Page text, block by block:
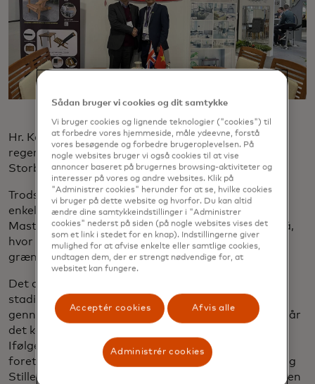
Hr. Kevin Pham, til højre, med en vietnamesisk
regeringsrepræsentant på en møbelmesse i
Storbritannien
Trods vigtigheden af disse betalinger for så mange
enkeltpersoner og virksomheder, fremhævede
Mastercards rapport om grænseløse betalingerogså,
hvor mange der oplever, at deres oplevelse med
grænseoverskridende betalinger ikke er god nok.
Det afslører, at mange mennesker og virksomheder
stadig oplever forsinkelser, manglende
gennemsigtighed og begrænsede valgmuligheder, når
det kommer til at foretage og modtage betalinger.
Ifølge undersøgelsen har 31 % af de personer, der
foretager grænseoverskridende betalinger i Asien og
Stillehavsområdet, ingen måde at spore status for en
Sådan bruger vi cookies og dit samtykke
Vi bruger cookies og lignende teknologier ("cookies") til
at forbedre vores hjemmeside, måle ydeevne, forstå
vores besøgende og forbedre brugeroplevelsen. På
nogle websites bruger vi også cookies til at vise
annoncer baseret på brugernes browsing-aktiviteter og
interesser på vores og andre websites. Klik på
"Administrer cookies" herunder for at se, hvilke cookies
vi bruger på dette website og hvorfor. Du kan altid
ændre dine samtykkeindstillinger i "Administrer
cookies" nederst på siden (på nogle websites vises det
som et link i stedet for en knap). Indstillingerne giver
mulighed for at afvise enkelte eller samtlige cookies,
undtagen dem, der er strengt nødvendige for, at
websitet kan fungere.
Acceptér cookies Afvis alle
Administrér cookies